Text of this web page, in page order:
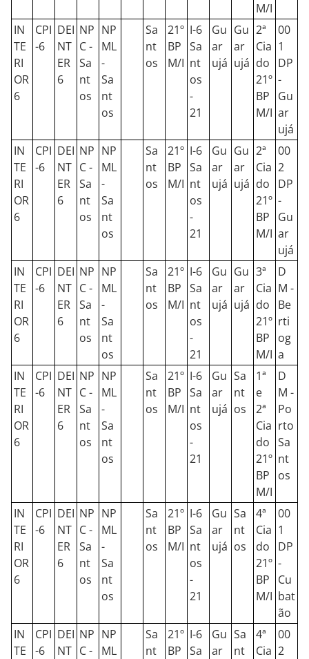
M/I
IN
TE
RI
OR
6
CPI
-6
DEI
NT
ER
6
NP
C -
Sa
nt
os
NP
ML
-
Sa
nt
os
Sa
nt
os
21º
BP
M/I
I-6
Sa
nt
os
-
21
Gu
ar
ujá
Gu
ar
ujá
2ª
Cia
do
21º
BP
M/I
00
1
DP
-
Gu
ar
ujá
IN
TE
RI
OR
6
CPI
-6
DEI
NT
ER
6
NP
C -
Sa
nt
os
NP
ML
-
Sa
nt
os
Sa
nt
os
21º
BP
M/I
I-6
Sa
nt
os
-
21
Gu
ar
ujá
Gu
ar
ujá
2ª
Cia
do
21º
BP
M/I
00
2
DP
-
Gu
ar
ujá
IN
TE
RI
OR
6
CPI
-6
DEI
NT
ER
6
NP
C -
Sa
nt
os
NP
ML
-
Sa
nt
os
Sa
nt
os
21º
BP
M/I
I-6
Sa
nt
os
-
21
Gu
ar
ujá
Gu
ar
ujá
3ª
Cia
do
21º
BP
M/I
D
M -
Be
rti
og
a
IN
TE
RI
OR
6
CPI
-6
DEI
NT
ER
6
NP
C -
Sa
nt
os
NP
ML
-
Sa
nt
os
Sa
nt
os
21º
BP
M/I
I-6
Sa
nt
os
-
21
Gu
ar
ujá
Sa
nt
os
1ª
e
2ª
Cia
do
21º
BP
M/I
D
M -
Po
rto
Sa
nt
os
IN
TE
RI
OR
6
CPI
-6
DEI
NT
ER
6
NP
C -
Sa
nt
os
NP
ML
-
Sa
nt
os
Sa
nt
os
21º
BP
M/I
I-6
Sa
nt
os
-
21
Gu
ar
ujá
Sa
nt
os
4ª
Cia
do
21º
BP
M/I
00
1
DP
-
Cu
bat
ão
IN
TE
CPI
-6
DEI
NT
NP
C -
NP
ML
Sa
nt
21º
BP
I-6
Sa
Gu
ar
Sa
nt
4ª
Cia
00
2